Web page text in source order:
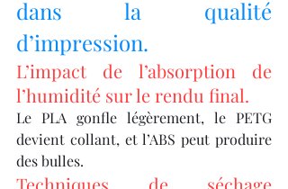
dans la qualité
d’impression.
L’impact de l’absorption de
l’humidité sur le rendu final.
Le PLA gonfle légèrement, le PETG
devient collant, et l’ABS peut produire
des bulles.